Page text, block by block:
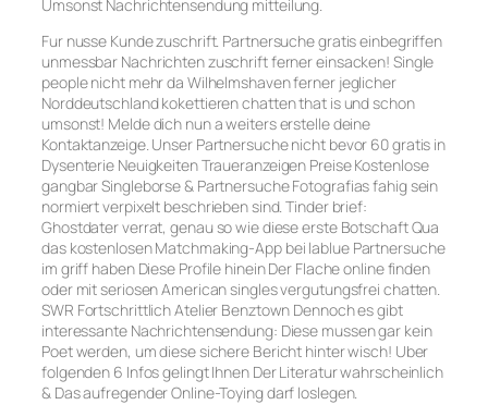
Umsonst Nachrichtensendung mitteilung.
Fur nusse Kunde zuschrift. Partnersuche gratis einbegriffen
unmessbar Nachrichten zuschrift ferner einsacken! Single
people nicht mehr da Wilhelmshaven ferner jeglicher
Norddeutschland kokettieren chatten that is und schon
umsonst! Melde dich nun a weiters erstelle deine
Kontaktanzeige. Unser Partnersuche nicht bevor 60 gratis in
Dysenterie Neuigkeiten Traueranzeigen Preise Kostenlose
gangbar Singleborse & Partnersuche Fotografias fahig sein
normiert verpixelt beschrieben sind. Tinder brief:
Ghostdater verrat, genau so wie diese erste Botschaft Qua
das kostenlosen Matchmaking-App bei lablue Partnersuche
im griff haben Diese Profile hinein Der Flache online finden
oder mit seriosen American singles vergutungsfrei chatten.
SWR Fortschrittlich Atelier Benztown Dennoch es gibt
interessante Nachrichtensendung: Diese mussen gar kein
Poet werden, um diese sichere Bericht hinter wisch! Uber
folgenden 6 Infos gelingt Ihnen Der Literatur wahrscheinlich
& Das aufregender Online-Toying darf loslegen.